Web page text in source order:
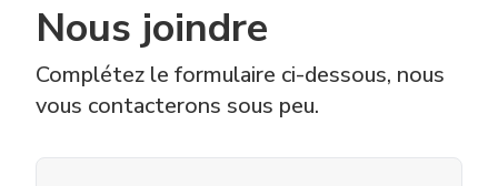
Nous joindre
Complétez le formulaire ci-dessous, nous
vous contacterons sous peu.